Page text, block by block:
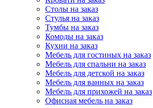
Столы на заказ
Стулья на заказ
Тумбы на заказ
Комоды на заказ
Кухни на заказ
Мебель для гостиных на заказ
Мебель для спальни на заказ
Мебель для детской на заказ
Мебель для ванных на заказ
Мебель для прихожей на заказ
Офисная мебель на заказ